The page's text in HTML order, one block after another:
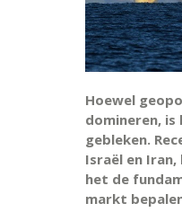
Hoewel
domineren,
gebleken.
Israël en
het de
markt